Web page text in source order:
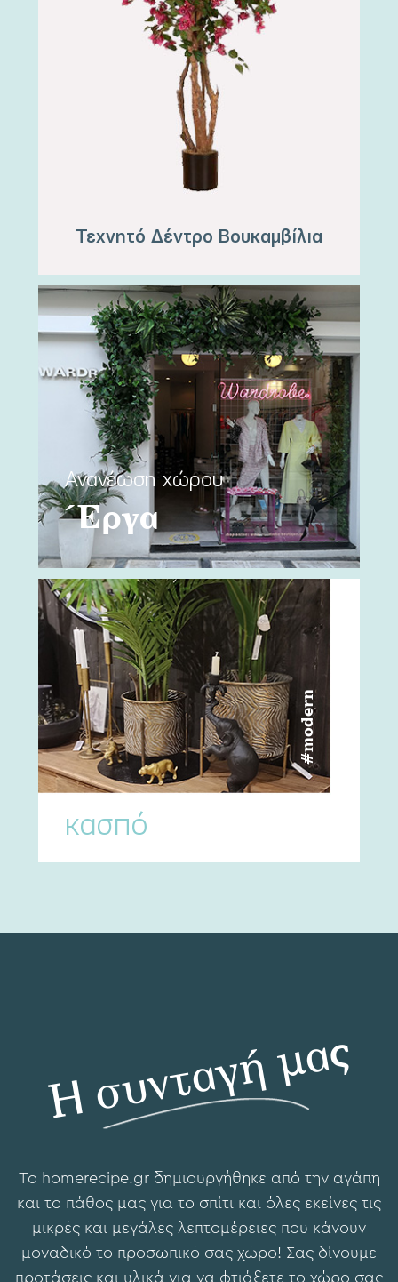
Τεχνητό Δέντρο Βουκαμβίλια
Ανανέωση χώρου
Έργα
#modern
κασπό
Η συνταγή μας
To hοmerecipe.gr δημιουργήθηκε από την αγάπη
και το πάθος μας για το σπίτι και όλες εκείνες τις
μικρές και μεγάλες λεπτομέρειες που κάνουν
μοναδικό το προσωπικό σας χώρο! Σας δίνουμε
προτάσεις και υλικά για να φτιάξετε το χώρο σας